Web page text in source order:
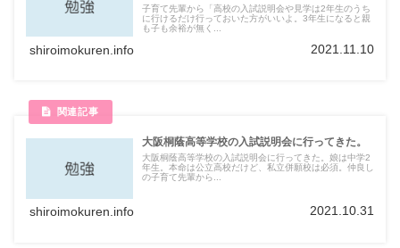
子育て先輩から「高校の入試説明会や見学は2年生のうち
に行けるだけ行っておいた方がいいよ。3年生になると親
も子も余裕が無く...
shiroimokuren.info 2021.11.10
大阪桐蔭高等学校の入試説明会に行ってきた。
大阪桐蔭高等学校の入試説明会に行ってきた。娘は中学2
年生。本命は公立高校だけど、私立併願校は必須。仲良し
の子育て先輩から...
shiroimokuren.info 2021.10.31